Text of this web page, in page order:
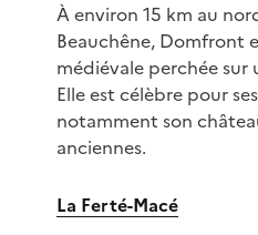
À environ 15 km au
Beauchêne, Domfront
médiévale perchée sur
Elle est célèbre pour
notamment son
anciennes.
La Ferté-Macé